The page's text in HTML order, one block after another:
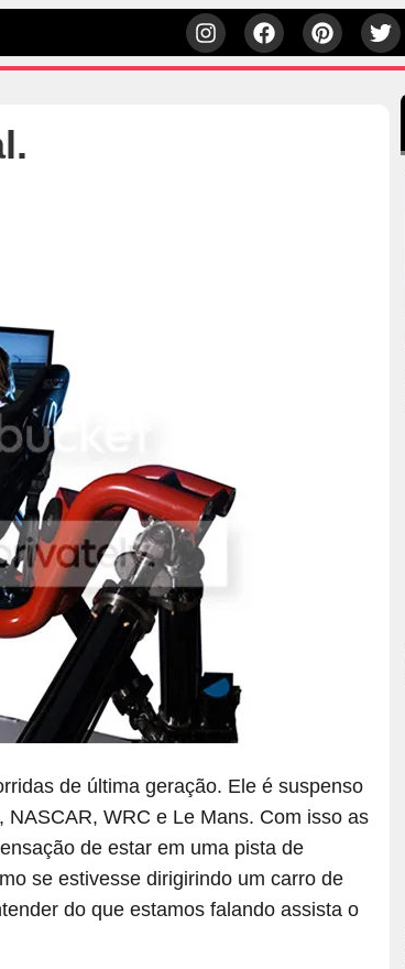
de última geração. Ele é suspenso
WRC e Le Mans. Com isso as
de estar em uma pista de
se estivesse dirigirindo um carro de
do que estamos falando assista o